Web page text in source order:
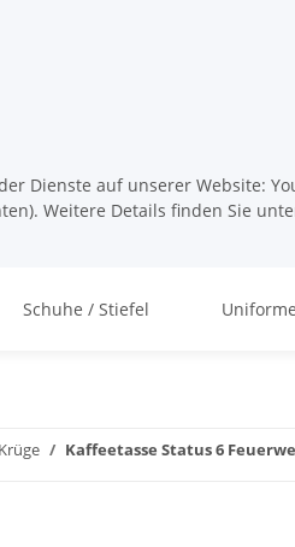
Dienste auf unserer Website:
Weitere Details finden Sie
Schuhe / Stiefel
Kaffeetasse Status 6